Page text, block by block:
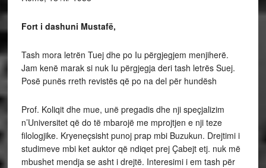
Fort i dashuni Mustafë,
Tash mora letrën Tuej dhe po Iu përgjegjem menjiherë.
Jam kenë marak si nuk Iu përgjegja deri tash letrës Suej.
Posë punës rreth revistës që po na del për hundësh
Prof. Koliqit dhe mue, unë pregadis dhe nji speçjalizim
n’Universitet që do të mbarojë me mprojtjen e nji teze
filologjike. Kryeneçsisht punoj prap mbi Buzukun. Drejtimi i
studimeve mbi ket auktor që ndiqet prej Çabejt etj. nuk më
mbushet mendja se asht i drejtë. Interesimi i em tash për